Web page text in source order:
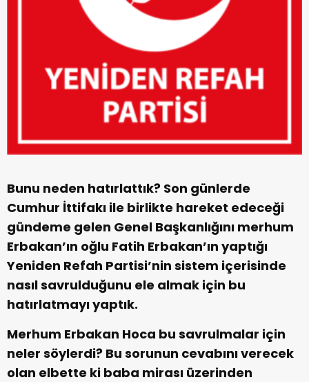
Bunu neden hatırlattık? Son günlerde
Cumhur İttifakı ile birlikte hareket edeceği
gündeme gelen Genel Başkanlığını merhum
Erbakan’ın oğlu Fatih Erbakan’ın yaptığı
Yeniden Refah Partisi’nin sistem içerisinde
nasıl savrulduğunu ele almak için bu
hatırlatmayı yaptık.
Merhum Erbakan Hoca bu savrulmalar için
neler söylerdi? Bu sorunun cevabını verecek
olan elbette ki baba mirası üzerinden